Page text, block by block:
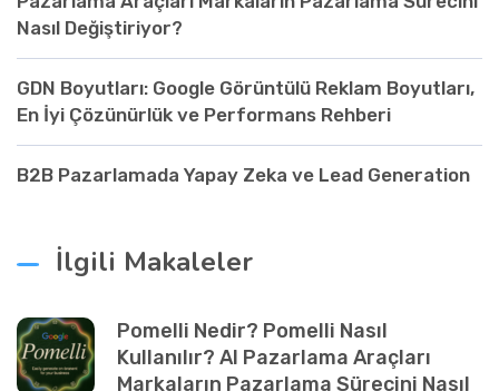
Nasıl Değiştiriyor?
GDN Boyutları: Google Görüntülü Reklam Boyutları,
En İyi Çözünürlük ve Performans Rehberi
B2B Pazarlamada Yapay Zeka ve Lead Generation
İlgili Makaleler
Pomelli Nedir? Pomelli Nasıl
Kullanılır? AI Pazarlama Araçları
Markaların Pazarlama Sürecini Nasıl